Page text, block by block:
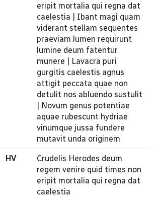
eripit mortalia qui regna dat
caelestia | Ibant magi quam
viderant stellam sequentes
praeviam lumen requirunt
lumine deum fatentur
munere | Lavacra puri
gurgitis caelestis agnus
attigit peccata quae non
detulit nos abluendo sustulit
| Novum genus potentiae
aquae rubescunt hydriae
vinumque jussa fundere
mutavit unda originem
HV
Crudelis Herodes deum
regem venire quid times non
eripit mortalia qui regna dat
caelestia